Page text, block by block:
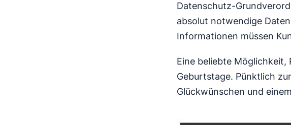
Datenschutz-
absolut notwendige
Informationen müssen
Eine beliebte Möglichkeit,
Geburtstage. Pünktlich
Glückwünschen und